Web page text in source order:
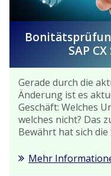
SAP
Gerade durch die
Änderung ist es
Geschäft: Welches
welches nicht? Das
Bewährt hat sich die
Mehr